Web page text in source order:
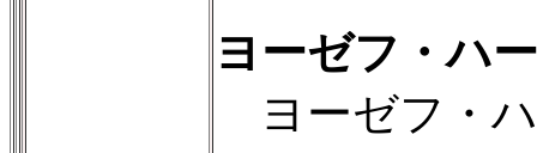
ヨーゼフ・ハ
ヨーゼフ・ハ